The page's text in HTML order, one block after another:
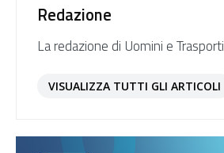
Redazione
La redazione di Uomini e Trasporti
VISUALIZZA TUTTI GLI ARTICOLI